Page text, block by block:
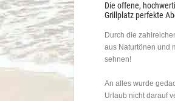
Die offene,
Grillplatz perfekte
Durch die
aus Naturtönen und
sehnen!
An alles wurde
Urlaub nicht darauf